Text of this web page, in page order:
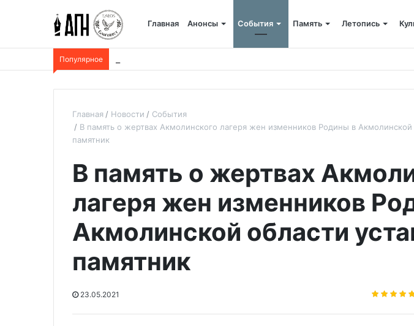
Главная Анонсы События Память Летопись
Популярное
Главная Новости
События
В память о жертвах Акмолинского лагеря жен изменников Родины в Акмолинской
памятник
В память о жертвах
лагеря жен изменников
Акмолинской области
памятник
23.05.2021